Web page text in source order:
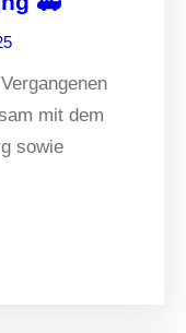
mit dem
sowie